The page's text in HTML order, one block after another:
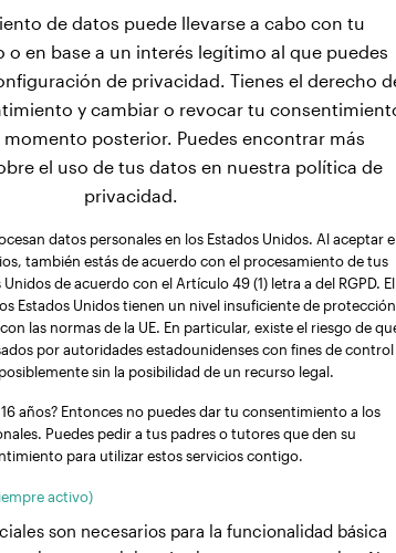
de datos puede llevarse a cabo con tu
en base a un interés legítimo al que puedes
de privacidad. Tienes el derecho
y cambiar o revocar tu
posterior. Puedes encontrar más
el uso de tus datos en nuestra política de
privacidad.
datos personales en los Estados Unidos. Al aceptar
también estás de acuerdo con el procesamiento de tus
de acuerdo con el Artículo 49 (1) letra a del RGPD. El
Estados Unidos tienen un nivel insuficiente de protección
las normas de la UE. En particular, existe el riesgo de
por autoridades estadounidenses con fines de control
sin la posibilidad de un recurso legal.
16 años? Entonces no puedes dar tu consentimiento a los
Puedes pedir a tus padres o tutores que den su
para utilizar estos servicios contigo.
activo)
son necesarios para la funcionalidad básica